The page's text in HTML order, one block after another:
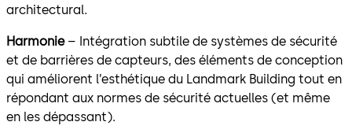
architectural.
Harmonie– Intégration subtile de systèmes de sécurité
et de barrières de capteurs, des éléments de conception
qui améliorent l’esthétique du Landmark Building tout en
répondant aux normes de sécurité actuelles (et même
en les dépassant).